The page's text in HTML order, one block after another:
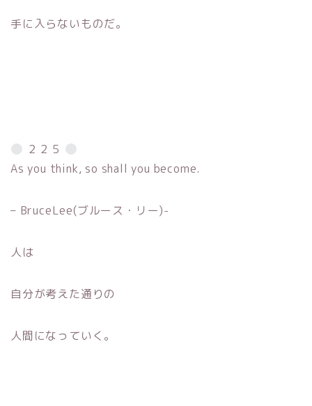
手に入らないものだ。
２２５
As you think, so shall you become.
– BruceLee(ブルース・リー)-
人は
自分が考えた通りの
人間になっていく。